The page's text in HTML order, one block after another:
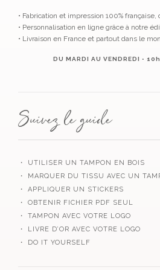
• Fabrication et impression 100% française,
• Personnalisation en ligne grâce à notre
• Livraison en France et partout dans le
DU MARDI AU VENDREDI •
Suivez le guide
・ UTILISER UN TAMPON EN BOIS
・ MARQUER DU TISSU AVEC UN
・ APPLIQUER UN STICKERS
・ OBTENIR FICHIER PDF SEUL
・ TAMPON AVEC VOTRE LOGO
・ LIVRE D’OR AVEC VOTRE LOGO
・ DO IT YOURSELF